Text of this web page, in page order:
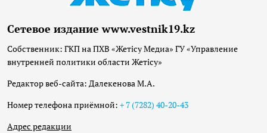
Сетевое издание www.vestnik19.kz
Собственник: ГКП на ПХВ «Жетісу Медиа» ГУ «Управление
внутренней политики области Жетісу»
Редактор веб-сайта: Далекенова М.А.
Номер телефона приёмной: + 7 (7282) 40-20-43
Адрес редакции